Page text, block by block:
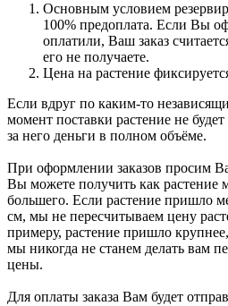
Основным условием
100% предоплата. Если Вы
оплатили, Ваш заказ
его не получаете.
Цена на растение
Если вдруг по каким-то
момент поставки растение не
за него деньги в полном объёме.
При оформлении заказов просим
Вы можете получить как растение
большего. Если растение пришло
см, мы не пересчитываем цену
примеру, растение пришло
мы никогда не станем делать вам
цены.
Для оплаты заказа Вам будет